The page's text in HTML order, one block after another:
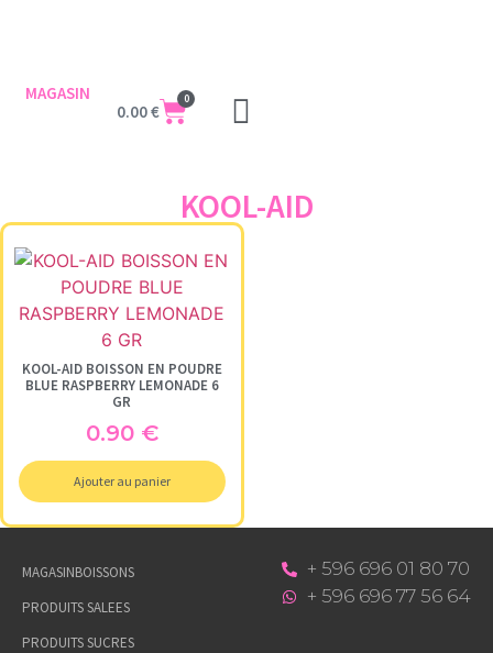
MAGASIN
0.00€
0
KOOL-AID
KOOL-AID BOISSON EN POUDRE
BLUE RASPBERRY LEMONADE 6
GR
0.90 €
Ajouter au panier
MAGASINBOISSONS
PRODUITS SALEES
PRODUITS SUCRES
+ 596 696 01 80 70
+ 596 696 77 56 64